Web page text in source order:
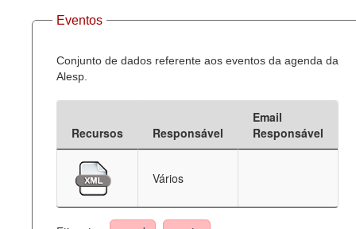
Dados Governamentais Abertos
Planejamento
Catálogo de dados
Deputados Estaduais
Administração
Legislação
Eventos
Conjunto de dados referente aos eventos da agenda da
Alesp.
Recursos Responsável
Email
Responsável
Vários